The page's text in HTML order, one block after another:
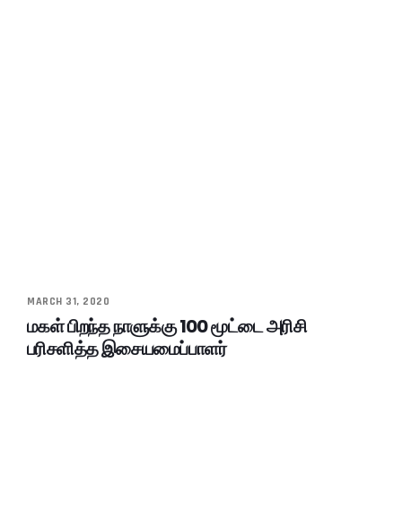
MARCH 31, 2020
மகள் பிறந்த நாளுக்கு 100 மூட்டை அரிசி
பரிசளித்த இசையமைப்பாளர்